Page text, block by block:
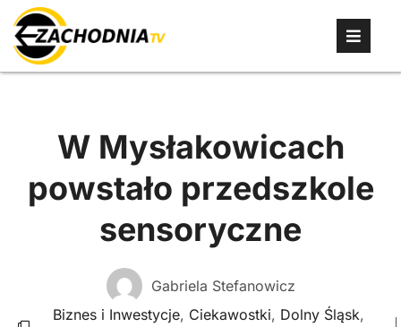
W Mysłakowicach
powstało przedszkole
sensoryczne
Gabriela Stefanowicz
Biznes i Inwestycje, Ciekawostki, Dolny Śląsk,